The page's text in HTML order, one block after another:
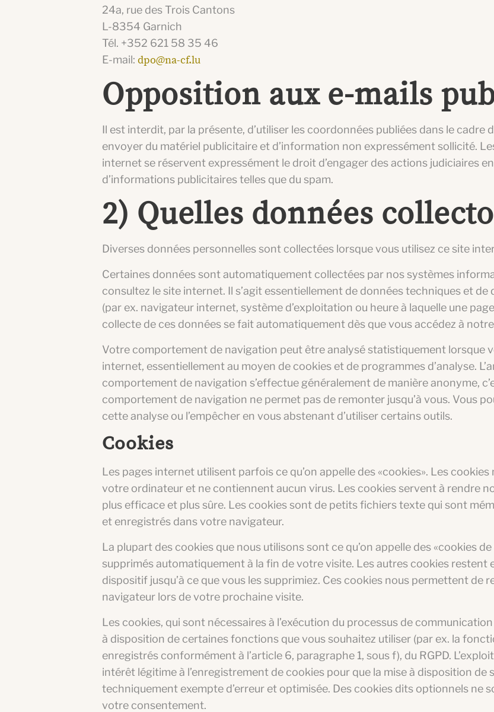
24a, rue des Trois Cantons
L-8354 Garnich
Tél. +352 621 58 35 46
E-mail: dpo@na-cf.lu
Opposition aux e-mails
Il est interdit, par la présente, d’utiliser les coordonnées publiées dans le cadre
envoyer du matériel publicitaire et d’information non expressément sollicité.
internet se réservent expressément le droit d’engager des actions judiciaires
d’informations publicitaires telles que du spam.
2) Quelles données
Diverses données personnelles sont collectées lorsque vous utilisez ce site
Certaines données sont automatiquement collectées par nos systèmes
consultez le site internet. Il s’agit essentiellement de données techniques et de
(par ex. navigateur internet, système d’exploitation ou heure à laquelle une
collecte de ces données se fait automatiquement dès que vous accédez à
Votre comportement de navigation peut être analysé statistiquement lorsque
internet, essentiellement au moyen de cookies et de programmes d’analyse.
comportement de navigation s’effectue généralement de manière anonyme,
comportement de navigation ne permet pas de remonter jusqu’à vous. Vous
cette analyse ou l’empêcher en vous abstenant d’utiliser certains outils.
Cookies
Les pages internet utilisent parfois ce qu’on appelle des «cookies». Les cookies
votre ordinateur et ne contiennent aucun virus. Les cookies servent à rendre
plus efficace et plus sûre. Les cookies sont de petits fichiers texte qui sont
et enregistrés dans votre navigateur.
La plupart des cookies que nous utilisons sont ce qu’on appelle des «cookies
supprimés automatiquement à la fin de votre visite. Les autres cookies restent
dispositif jusqu’à ce que vous les supprimiez. Ces cookies nous permettent de
navigateur lors de votre prochaine visite.
Les cookies, qui sont nécessaires à l’exécution du processus de
à disposition de certaines fonctions que vous souhaitez utiliser (par ex. la
enregistrés conformément à l’article 6, paragraphe 1, sous f), du RGPD.
intérêt légitime à l’enregistrement de cookies pour que la mise à disposition de
techniquement exempte d’erreur et optimisée. Des cookies dits optionnels ne
votre consentement.